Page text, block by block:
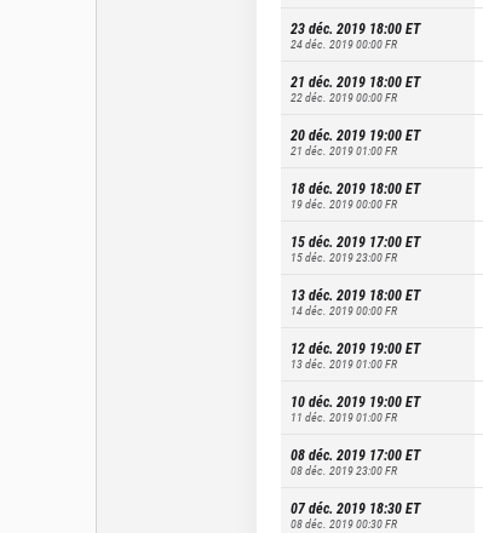
23 déc. 2019 18:00ET
24 déc. 2019 00:00FR
21 déc. 2019 18:00ET
22 déc. 2019 00:00FR
20 déc. 2019 19:00ET
21 déc. 2019 01:00FR
18 déc. 2019 18:00ET
19 déc. 2019 00:00FR
15 déc. 2019 17:00ET
15 déc. 2019 23:00FR
13 déc. 2019 18:00ET
14 déc. 2019 00:00FR
12 déc. 2019 19:00ET
13 déc. 2019 01:00FR
10 déc. 2019 19:00ET
11 déc. 2019 01:00FR
08 déc. 2019 17:00ET
08 déc. 2019 23:00FR
07 déc. 2019 18:30ET
08 déc. 2019 00:30FR